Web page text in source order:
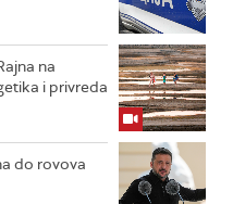
na
i privreda
do rovova